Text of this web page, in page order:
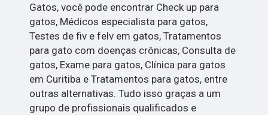
Gatos, você pode encontrar Check up para
gatos, Médicos especialista para gatos,
Testes de fiv e felv em gatos, Tratamentos
para gato com doenças crônicas, Consulta de
gatos, Exame para gatos, Clínica para gatos
em Curitiba e Tratamentos para gatos, entre
outras alternativas. Tudo isso graças a um
grupo de profissionais qualificados e